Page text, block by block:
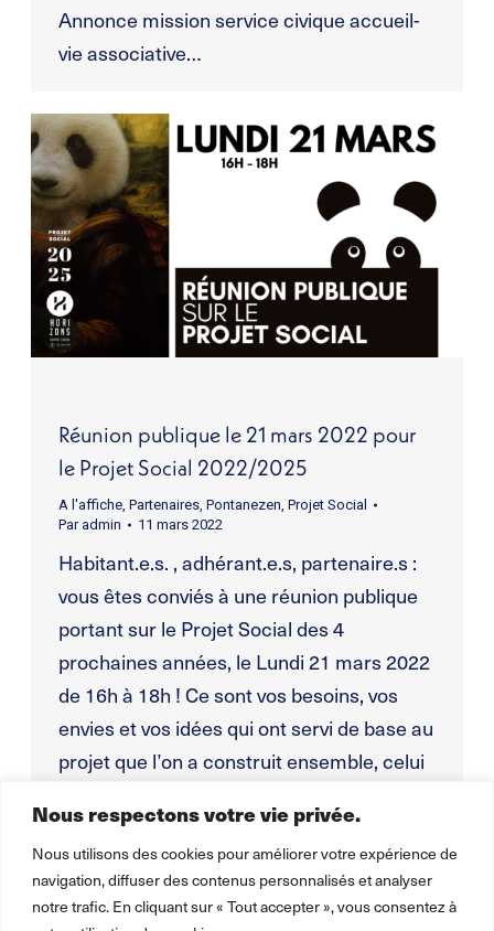
Nous respectons votre vie privée.
Nous utilisons des cookies pour améliorer votre expérience de
navigation, diffuser des contenus personnalisés et analyser
notre trafic. En cliquant sur « Tout accepter », vous consentez à
Annonce mission service civique accueil-
vie associative…
Réunion publique le 21 mars 2022 pour
le Projet Social 2022/2025
A l'affiche, Partenaires, Pontanezen Projet Social
Paradmin 11 mars 2022
Habitant.e.s. , adhérant.e.s, partenaire.s :
vous êtes conviés à une réunion publique
portant sur le Projet Social des 4
prochaines années, le Lundi 21 mars 2022
de 16h à 18h ! Ce sont vos besoins, vos
envies et vos idées qui ont servi de base au
projet que l’on a construit ensemble, celui